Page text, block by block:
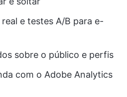
e testes A/B para e-
sobre o público e perfis
com o Adobe Analytics